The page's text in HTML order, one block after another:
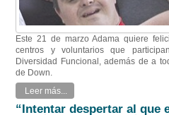
Este 21 de marzo Adama quiere
centros y voluntarios que
Diversidad Funcional, además de a
de Down.
Leer más...
“Intentar despertar al que